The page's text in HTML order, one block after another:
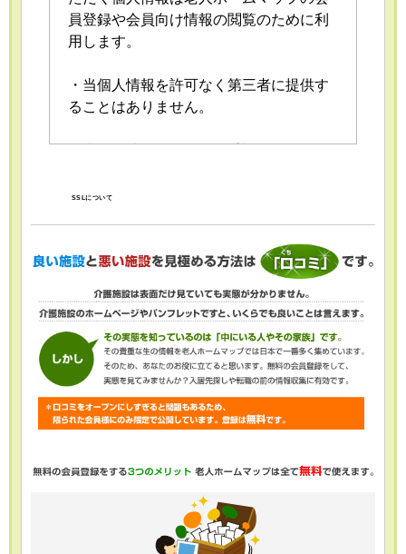
員登録や会員向け情報の閲覧のために利
用します。
・当個人情報を許可なく第三者に提供す
ることはありません。
おける個人情報の安全管理が図られるよ
・当個人情報の利用目的の通知、開示、
内容の訂正・追加または削除、利用の停
止・消去および第三者への提供の停止
（「開示等」といいます。）を受け付け
ております。開示等の求めは、以下の
「個人情報苦情及び相談窓口」で受け付
けます。
最適なご回答ができない場合がありま
・当ホームページではご利用状況の統計
SSLについて